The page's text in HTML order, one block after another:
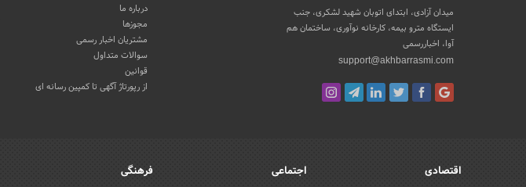
میدان آزادی، ابتدای اتوبان شهید لشکری، جنب
ایستگاه مترو بیمه، کارخانه نوآوری، ساختمان هم
آوا، اخباررسمی
support@akhbarrasmi.com
درباره ما
مجوزها
مشتریان اخبار رسمی
سوالات متداول
قوانین
از رپورتاژ آگهی تا کمپین رسانه ای
اقتصادی اجتماعی فرهنگی